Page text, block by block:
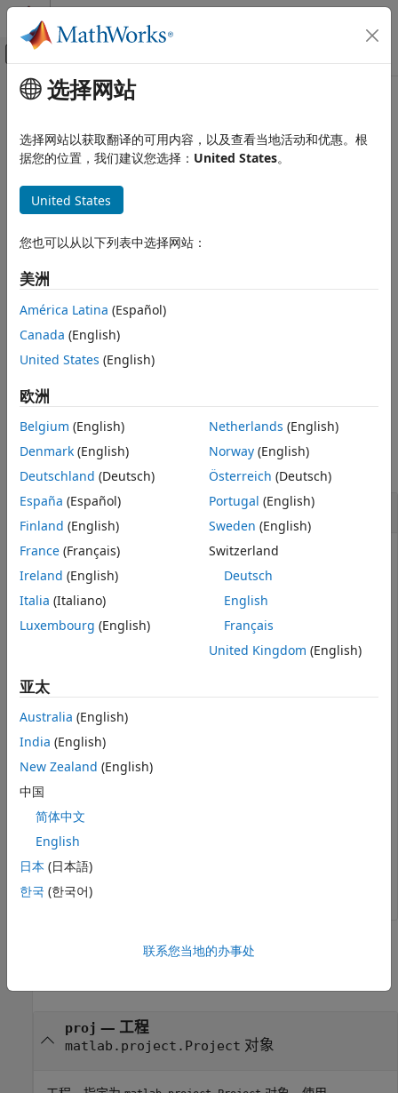
跳到内容
画布外导航菜单切换
文档主页
软件开发
工程
listRequiredFiles
语法
描述
示例
输入参量
输出参量
版本历史记录
主要内容
本页翻译不是最新的。点击此处可查看最新英文版本。
listRequiredFiles
获取指定工程文件所需的文件
语法
requiredfiles = listRequiredFiles(proj,files)
说明
requiredfiles = listRequiredFiles(
程文件运行所需的文件的名称。
示例
示例
全部折叠
获取必需的文件
打开 Times Table App 工程。使用currentProject
工程对象。
openExample("matlab/TimesTableProjectExample"
proj = currentProject;
获取 Times Table App 文件必需的文件。
file = "source/timestable.mlapp"
requiredfiles = listRequiredFiles(proj,file);
  2×1 string array
proj — 工程
matlab.project.Project 对象
选择网站
选择网站以获取翻译的可用内容，以及查看当地活动和优惠。根
据您的位置，我们建议您选择： United States。
United States
您也可以从以下列表中选择网站：
美洲
América Latina (Español)
Canada (English)
United States (English)
欧洲
Belgium (English)
Denmark (English)
Deutschland (Deutsch)
España (Español)
Finland (English)
France (Français)
Ireland (English)
Italia (Italiano)
Luxembourg (English)
Netherlands (English)
Norway(English)
Österreich (Deutsch)
Portugal (English)
Sweden (English)
Switzerland
Deutsch
English
Français
United Kingdom (English)
亚太
Australia (English)
India (English)
New Zealand (English)
中国
简体中文
English
日本 (日本語)
한국 (한국어)
联系您当地的办事处